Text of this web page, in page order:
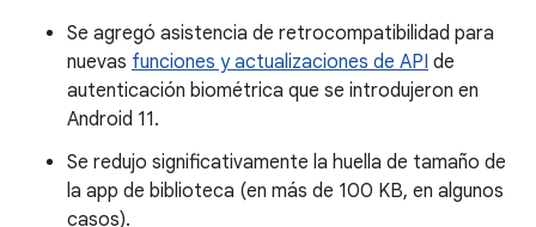
Se agregó asistencia de retrocompatibilidad para
nuevas funciones y actualizaciones de API de
autenticación biométrica que se introdujeron en
Android 11.
Se redujo significativamente la huella de tamaño de
la app de biblioteca (en más de 100 KB, en algunos
casos).